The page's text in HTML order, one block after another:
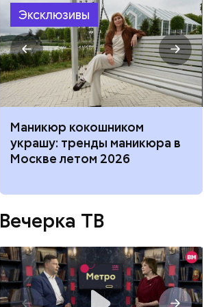
Эксклюзивы
Маникюр кокошником
украшу: тренды маникюра в
Москве летом 2026
Вечерка ТВ